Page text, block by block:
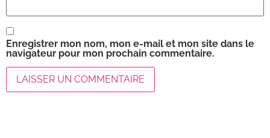
Enregistrer mon nom, mon e-mail et mon site dans le
navigateur pour mon prochain commentaire.